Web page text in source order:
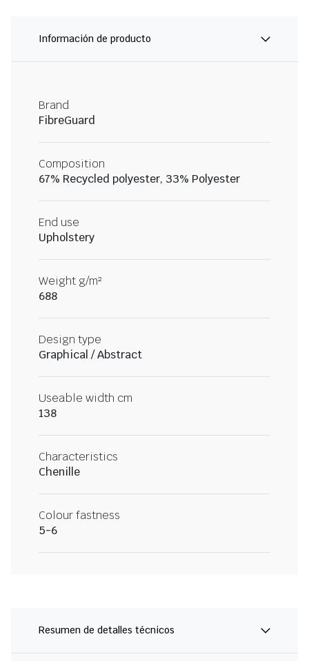
Información de producto
Brand
FibreGuard
Composition
67% Recycled polyester, 33% Polyester
End use
Upholstery
Weight g/m²
688
Design type
Graphical / Abstract
Useable width cm
138
Characteristics
Chenille
Colour fastness
5-6
Resumen de detalles técnicos